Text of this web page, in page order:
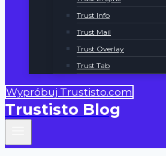
Trust Info
Trust Mail
Trust Overlay
Trust Tab
Wypróbuj Trustisto.com
Trustisto Blog